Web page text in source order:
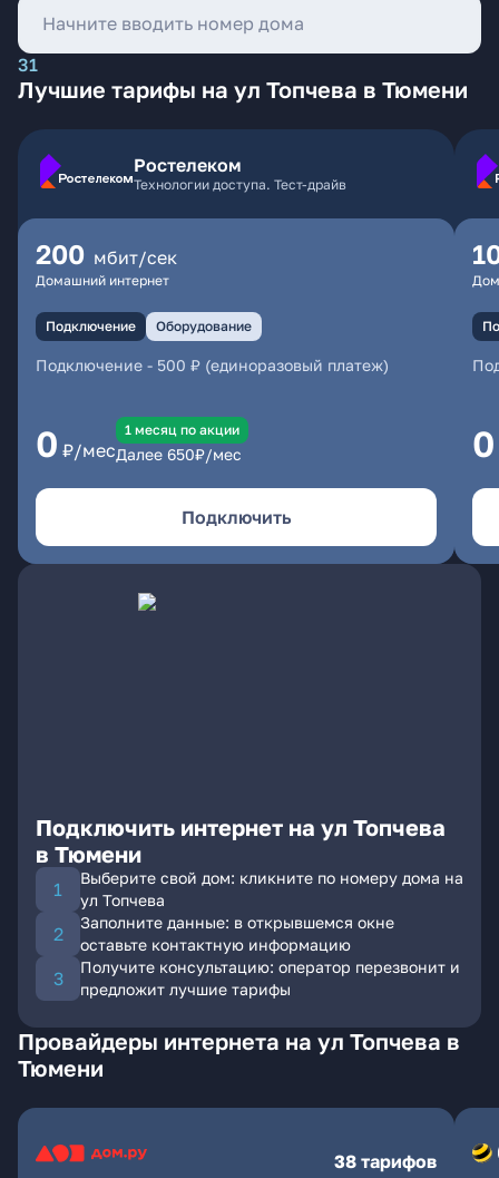
31
Лучшие тарифы на ул Топчева в Тюмени
Ростелеком
Технологии доступа. Тест-драйв
200 мбит/сек
Домашний интернет
Подключение Оборудование
Подключение - 500 ₽ (единоразовый платеж)
0 ₽/мес
1 месяц по акции
Далее 650₽/мес
Подключить
0
Подключить интернет на ул Топчева
в Тюмени
Выберите свой дом: кликните по номеру дома на
ул Топчева
Заполните данные: в открывшемся окне
оставьте контактную информацию
Получите консультацию: оператор перезвонит и
предложит лучшие тарифы
Провайдеры интернета на ул Топчева в
Тюмени
38 тарифов